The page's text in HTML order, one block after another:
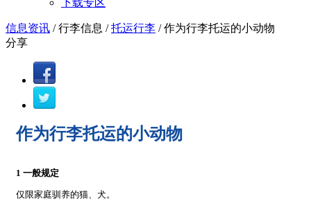
下载专区
信息资讯 / 行李信息 / 托运行李 / 作为行李托运的小动物
分享
作为行李托运的小动物
1 一般规定
仅限家庭驯养的猫、犬。